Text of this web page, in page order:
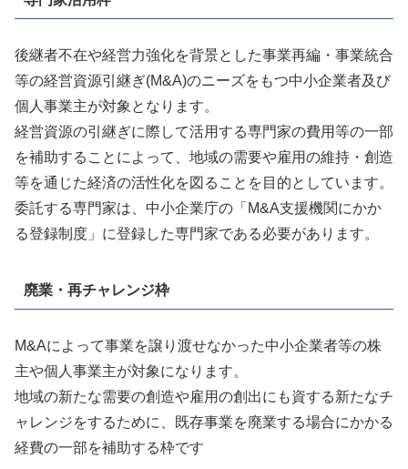
後継者不在や経営力強化を背景とした事業再編・事業統合
等の経営資源引継ぎ(M&A)のニーズをもつ中小企業者及び
個人事業主が対象となります。
経営資源の引継ぎに際して活用する専門家の費用等の一部
を補助することによって、地域の需要や雇用の維持・創造
等を通じた経済の活性化を図ることを目的としています。
委託する専門家は、中小企業庁の「M&A支援機関にかか
る登録制度」に登録した専門家である必要があります。
廃業・再チャレンジ枠
M&Aによって事業を譲り渡せなかった中小企業者等の株
主や個人事業主が対象になります。
地域の新たな需要の創造や雇用の創出にも資する新たなチ
ャレンジをするために、既存事業を廃業する場合にかかる
経費の一部を補助する枠です